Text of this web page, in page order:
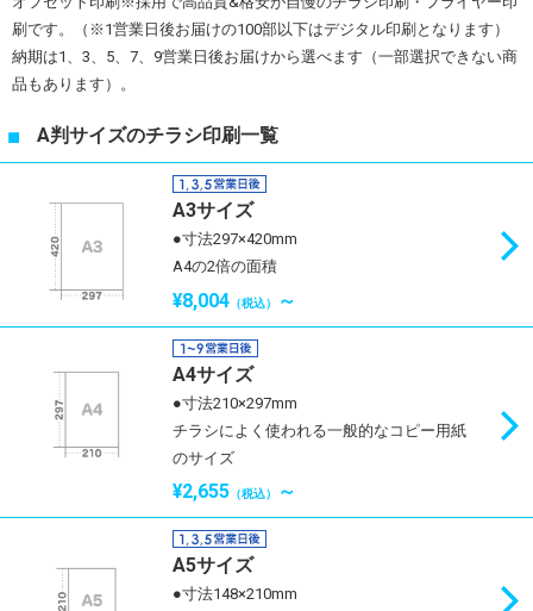
刷です。（※1営業日後お届けの100部以下はデジタル印刷となります）
納期は1、3、5、7、9営業日後お届けから選べます（一部選択できない商
品もあります）。
A判サイズのチラシ印刷一覧
A3サイズ
●寸法297×420mm
A4の2倍の面積
¥8,004 （税込） ～
A4サイズ
●寸法210×297mm
チラシによく使われる一般的なコピー用紙
のサイズ
¥2,655 （税込） ～
A5サイズ
●寸法148×210mm